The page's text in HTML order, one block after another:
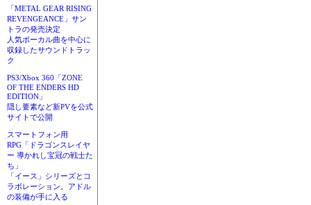
「METAL GEAR RISING
REVENGEANCE」サン
トラの発売決定
人気ボーカル曲を中心に
収録したサウンドトラッ
ク
PS3/Xbox 360「ZONE
OF THE ENDERS HD
EDITION」
隠し要素など新PVを公式
サイトで公開
スマートフォン用
RPG「ドラゴンスレイヤ
ー 導かれし宝冠の戦士た
ち」
「イース」シリーズとコ
ラボレーション。アドル
の装備が手に入る